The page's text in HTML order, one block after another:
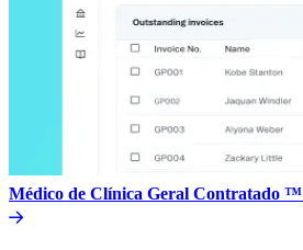
Médico de Clínica Geral Contratado ™​​